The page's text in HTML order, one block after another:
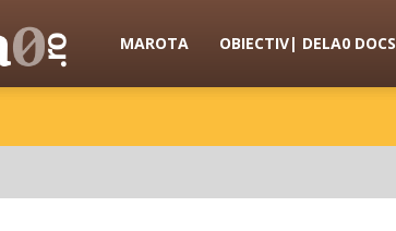
Dela0
MAROTA OBIECTIV| DELA0 DOCS